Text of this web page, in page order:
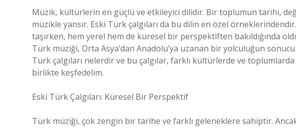
Müzik, kültürlerin en güçlü ve etkileyici dilidir. Bir toplumun tarihi,
müzikle yansır. Eski Türk çalgıları da bu dilin en özel
taşırken, hem yerel hem de küresel bir perspektiften bakıldığında
Türk müziği, Orta Asya’dan Anadolu’ya uzanan bir yolculuğun
Türk çalgıları nelerdir ve bu çalgılar, farklı kültürlerde ve toplumlarda
birlikte keşfedelim.
Eski Türk Çalgıları: Küresel Bir Perspektif
Türk müziği, çok zengin bir tarihe ve farklı geleneklere sahiptir.